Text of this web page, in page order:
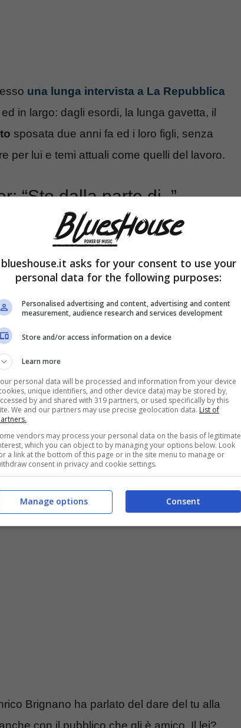
una lunga intervista a La Repubblica
in largo: dagli esordi, la lunga gavetta, il
sposata due anni fa ed i loro figli, senza
per lui e temi attuali come quelli del lavoro.
“Sto dalla parte di..”
spettacolo (Blueshouse.it)
Brignano ha parlato del dare del tu alla
blueshouse.it asks for your consent to use your
personal data for the following purposes:
Personalised advertising and content, advertising and content
measurement, audience research and services development
Store and/or access information on a device
Learn more
personal data will be processed and information from your device
unique identifiers, and other device data) may be stored by,
by and shared with 319 partners, or used specifically by this
We and our partners may use precise geolocation data. List of
vendors may process your personal data on the basis of legitimate
which you can object to by managing your options below. Look
a link at the bottom of this page or in the site menu to manage or
consent in privacy and cookie settings.
Consent
Manage options